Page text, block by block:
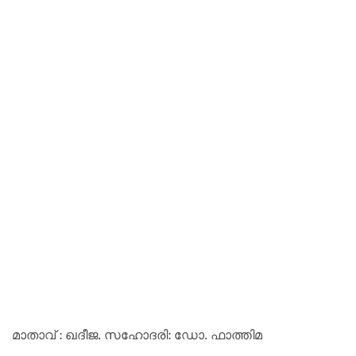
മാതാവ് : ഖദീജ. സഹോദരി: ഡോ. ഫാത്തിമ